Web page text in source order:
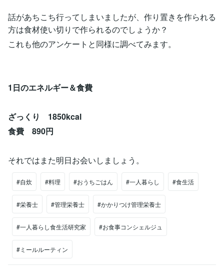
話があちこち行ってしまいましたが、作り置きを作られる
方は食材使い切りで作られるのでしょうか？
これも他のアンケートと同様に調べてみます。
1日のエネルギー＆食費
ざっくり 1850kcal
食費 890円
それではまた明日お会いしましょう。
#自炊 #料理 #おうちごはん #一人暮らし #食生活
#栄養士 #管理栄養士 #かかりつけ管理栄養士
#一人暮らし食生活研究家 #お食事コンシェルジュ
#ミールルーティン